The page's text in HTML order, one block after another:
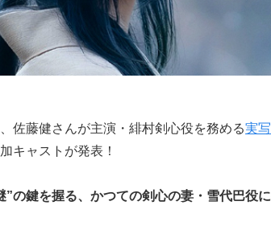
佐藤健さんが主演・緋村剣心役を務める実
キャストが発表！
”の鍵を握る、かつての剣心の妻・雪代巴役